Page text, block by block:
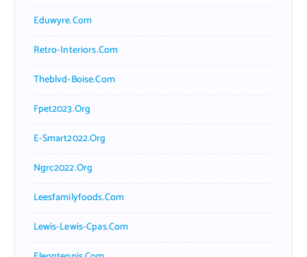
Eduwyre.com
Retro-Interiors.com
Theblvd-Boise.com
Fpet2023.org
E-Smart2022.org
Ngrc2022.org
Leesfamilyfoods.com
Lewis-Lewis-Cpas.com